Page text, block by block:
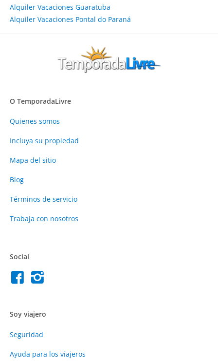
Alquiler Vacaciones Guaratuba
Alquiler Vacaciones Pontal do Paraná
O TemporadaLivre
Quienes somos
Incluya su propiedad
Mapa del sitio
Blog
Términos de servicio
Trabaja con nosotros
Social
Soy viajero
Seguridad
Ayuda para los viajeros